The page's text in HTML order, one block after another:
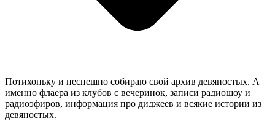
Потихоньку и неспешно собираю свой архив девяностых. А
именно флаера из клубов с вечеринок, записи радиошоу и
радиоэфиров, информация про диджеев и всякие истории из
девяностых.